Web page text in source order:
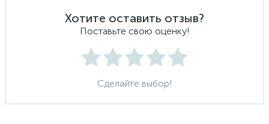
Хотите оставить отзыв?
Поставьте свою оценку!
Сделайте выбор!